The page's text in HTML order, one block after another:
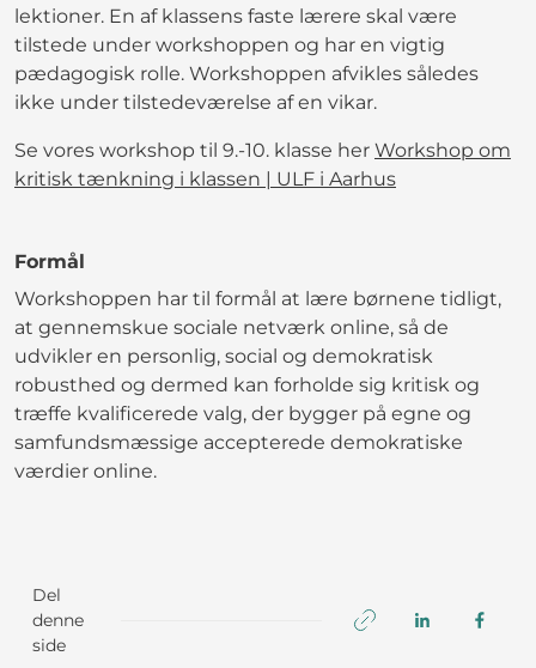
lektioner. En af klassens faste lærere skal være
tilstede under workshoppen og har en vigtig
pædagogisk rolle. Workshoppen afvikles således
ikke under tilstedeværelse af en vikar.
Se vores workshop til 9.-10. klasse her Workshop om
kritisk tænkning i klassen | ULF i Aarhus
Formål
Workshoppen har til formål at lære børnene tidligt,
at gennemskue sociale netværk online, så de
udvikler en personlig, social og demokratisk
robusthed og dermed kan forholde sig kritisk og
træffe kvalificerede valg, der bygger på egne og
samfundsmæssige accepterede demokratiske
værdier online.
Del
denne
side